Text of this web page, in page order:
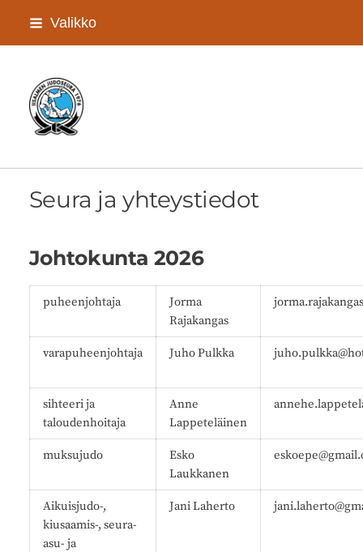
Siirry
Valikko
Iisalmen Judoseura ry
Seura ja yhteystiedot
Johtokunta 2026
puheenjohtaja
Jorma
Rajakangas
varapuheenjohtaja Juho Pulkka
sihteeri ja
taloudenhoitaja
Anne
Lappeteläinen
muksujudo
Esko
Laukkanen
Aikuisjudo-,
kiusaamis-, seura-
asu- ja
Jani Laherto